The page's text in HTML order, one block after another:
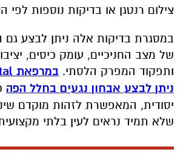
צילום רנטגן או בדיקות נוספות לפי
במסגרת בדיקות אלה ניתן לבצע
של מצב החניכיים, עומק כיסים,
ותפקוד המפרק הלסתי. במרפאת
ניתן לבצע אבחון נגעים בחלל הפה
יסודית, המאפשרת לזהות מוקדם
שלא תמיד נראים לעין בלתי